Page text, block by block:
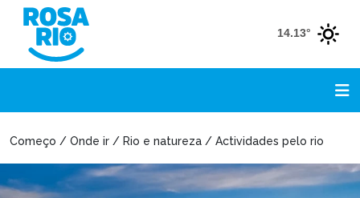
14.13°
Começo / Onde ir / Rio e natureza / Actividades pelo rio